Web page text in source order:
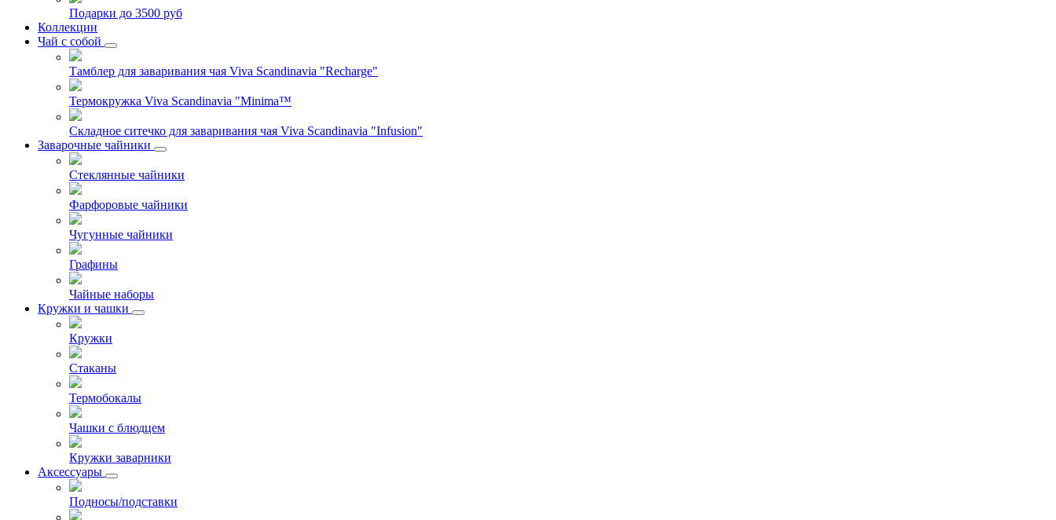
Подарки до 3500 руб
Коллекции
Чай с собой
Тамблер для заваривания чая Viva Scandinavia "Recharge"
Термокружка Viva Scandinavia "Minima™
Складное ситечко для заваривания чая Viva Scandinavia "Infusion"
Заварочные чайники
Стеклянные чайники
Фарфоровые чайники
Чугунные чайники
Графины
Чайные наборы
Кружки и чашки
Кружки
Стаканы
Термобокалы
Чашки с блюдцем
Кружки заварники
Аксессуары
Подносы/подставки